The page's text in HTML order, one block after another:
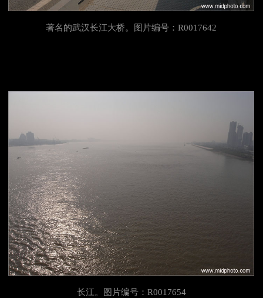
著名的武汉长江大桥。图片编号：R0017642
长江。图片编号：R0017654